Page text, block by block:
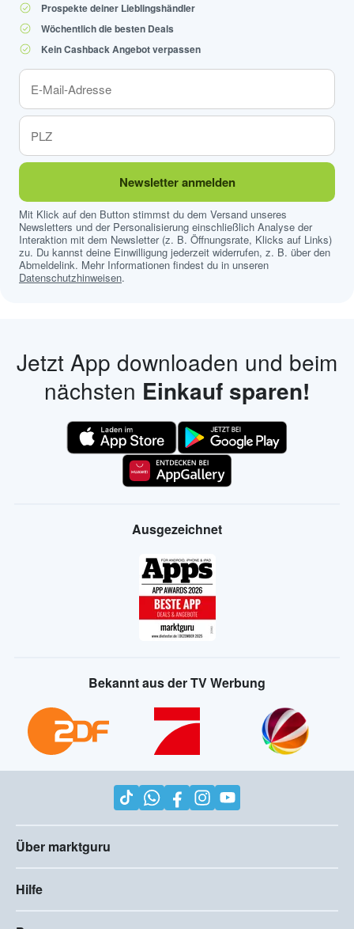
Prospekte deiner Lieblingshändler
Wöchentlich die besten Deals
Kein Cashback Angebot verpassen
Newsletter anmelden
Mit Klick auf den Button stimmst du dem Versand unseres
Newsletters und der Personalisierung einschließlich Analyse der
Interaktion mit dem Newsletter (z. B. Öffnungsrate, Klicks auf Links)
zu. Du kannst deine Einwilligung jederzeit widerrufen, z. B. über den
Abmeldelink. Mehr Informationen findest du in unseren
Datenschutzhinweisen.
Jetzt App downloaden und beim
nächsten Einkauf sparen!
Ausgezeichnet
Bekannt aus der TV Werbung
Über marktguru
Hilfe